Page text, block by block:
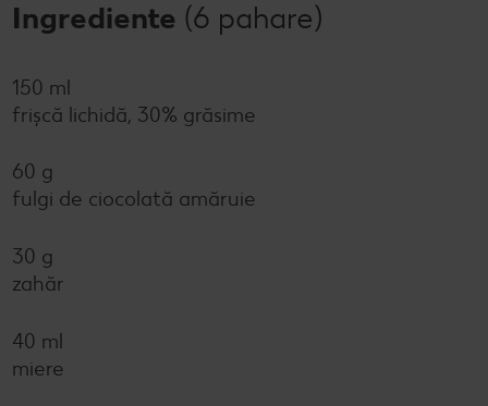
Ingrediente (6 pahare)
150 ml
frișcă lichidă, 30% grăsime
60 g
fulgi de ciocolată amăruie
30 g
zahăr
40 ml
miere